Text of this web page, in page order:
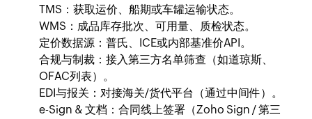
TMS：获取运价、船期或车罐运输状态。
WMS：成品库存批次、可用量、质检状态。
定价数据源：普氏、ICE或内部基准价API。
合规与制裁：接入第三方名单筛查（如道琼斯、
OFAC列表）。
EDI与报关：对接海关/货代平台（通过中间件）。
e-Sign & 文档：合同线上签署（Zoho Sign / 第三